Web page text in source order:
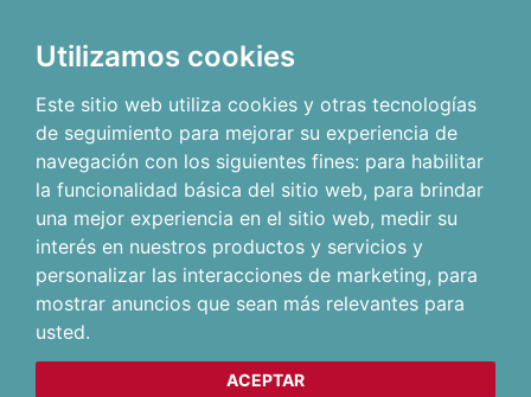
Utilizamos cookies
Este sitio web utiliza cookies y otras tecnologías
de seguimiento para mejorar su experiencia de
navegación con los siguientes fines: para habilitar
la funcionalidad básica del sitio web, para brindar
una mejor experiencia en el sitio web, medir su
interés en nuestros productos y servicios y
personalizar las interacciones de marketing, para
mostrar anuncios que sean más relevantes para
usted.
ACEPTAR